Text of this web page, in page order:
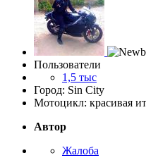
Пользователи
1,5 тыс
Город: Sin City
Мотоцикл: красивая
Автор
Жалоба